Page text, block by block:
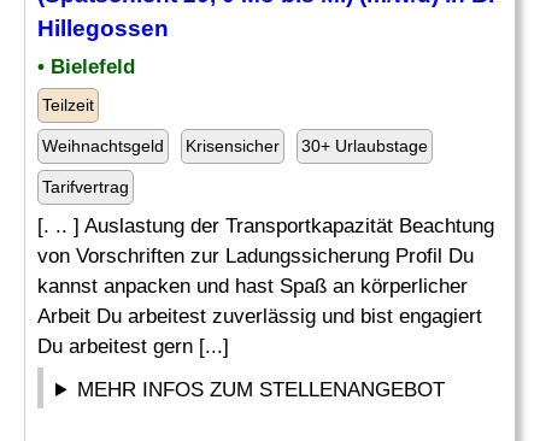
Hillegossen
• Bielefeld
Teilzeit
Weihnachtsgeld Krisensicher 30+ Urlaubstage
Tarifvertrag
[. .. ] Auslastung der Transportkapazität Beachtung
von Vorschriften zur Ladungssicherung Profil Du
kannst anpacken und hast Spaß an körperlicher
Arbeit Du arbeitest zuverlässig und bist engagiert
Du arbeitest gern [...]
MEHR INFOS ZUM STELLENANGEBOT